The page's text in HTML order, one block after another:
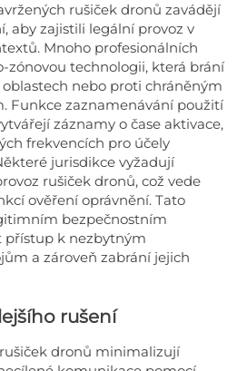
rušiček dronů zavádějí
aby zajistili legální provoz v
Mnoho profesionálních
zónovou technologii, která brání
nebo proti chráněným
Funkce zaznamenávání použití
záznamy o čase aktivace,
frekvencích pro účely
jurisdikce vyžadují
rušiček dronů, což vede
ověření oprávnění. Tato
bezpečnostním
přístup k nezbytným
a zároveň zabrání jejich
rušení
dronů minimalizují